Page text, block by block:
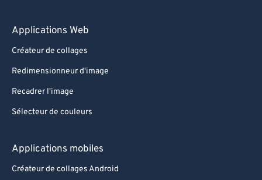
Applications Web
Créateur de collages
Redimensionneur d'image
Recadrer l'image
Sélecteur de couleurs
Applications mobiles
Créateur de collages Android